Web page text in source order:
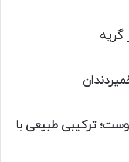
ترکیبی طبیعی با